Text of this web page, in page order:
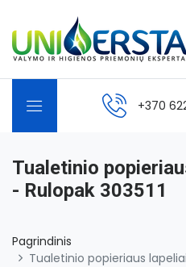
+370
Tualetinio
- Rulopak 303511
Pagrindinis
Tualetinio popieriaus